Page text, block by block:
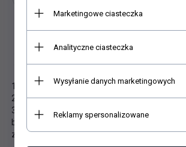
Niestety nie znaleziono
1. Sprawdź poprawność zapytania i spróbuj
2. Ogranicz szukane słowa do jednego lub
3. Podaj ogólną nazwę produktu, którego
będziesz mógł ograniczyć wyniki
zaawansowanych filtrów.
Marketingowe ciasteczka
Analityczne ciasteczka
Wysyłanie danych marketingowych
Reklamy spersonalizowane